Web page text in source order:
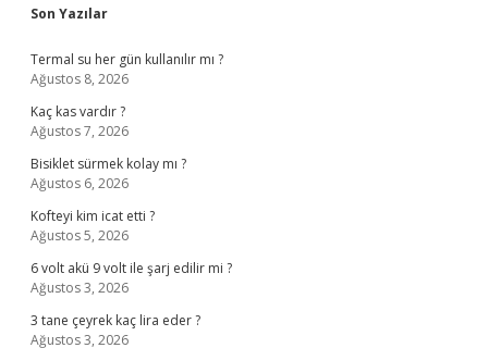
Sidebar
Son Yazılar
Termal su her gün kullanılır mı ?
Ağustos 8, 2026
Kaç kas vardır ?
Ağustos 7, 2026
Bisiklet sürmek kolay mı ?
Ağustos 6, 2026
Kofteyi kim icat etti ?
Ağustos 5, 2026
6 volt akü 9 volt ile şarj edilir mi ?
Ağustos 3, 2026
3 tane çeyrek kaç lira eder ?
Ağustos 3, 2026